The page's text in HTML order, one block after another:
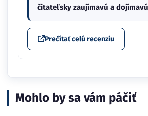
čitateľsky zaujímavú a
Prečítať celú recenziu
Mohlo by sa vám páčiť